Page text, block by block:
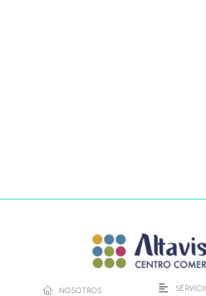
NOSOTROS